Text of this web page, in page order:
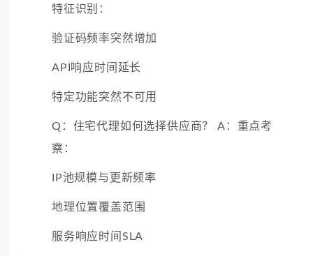
特征识别：
验证码频率突然增加
API响应时间延长
特定功能突然不可用
Q：住宅代理如何选择供应商？ A：重点考
察：
IP池规模与更新频率
地理位置覆盖范围
服务响应时间SLA